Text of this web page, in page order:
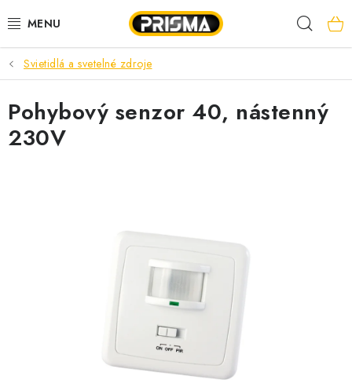
na
AKCIE
LED PÁSY
MODULÁRNE PRÍSTROJE
SVORKY, ROZBOČOVAČE A OSTATNÉ
BATÉRIE A NABÍJAČKY
Svietidlá a svetelné zdroje
Pohybový senzor 40, nástenný
230V